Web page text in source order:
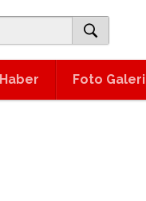
Haber Foto Galeri